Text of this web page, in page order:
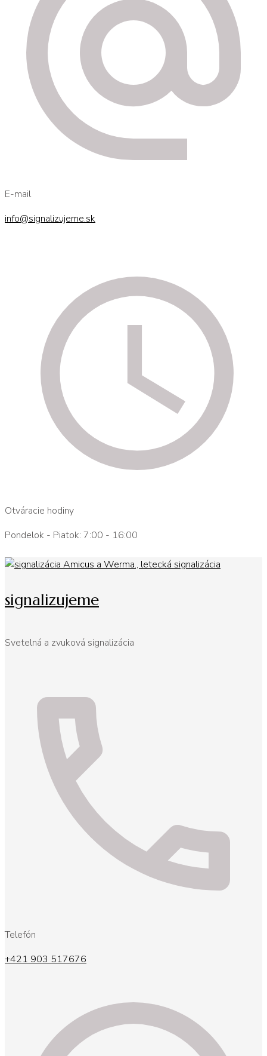
E-mail
info@signalizujeme.sk
Otváracie hodiny
Pondelok - Piatok: 7:00 - 16:00
signalizujeme
Svetelná a zvuková signalizácia
Telefón
+421 903 517676